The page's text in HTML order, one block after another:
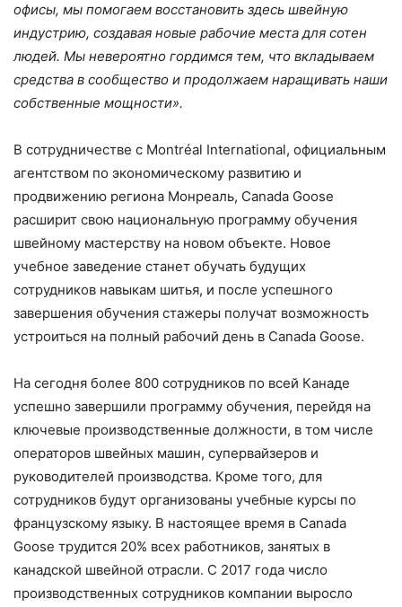
офисы, мы помогаем восстановить здесь швейную
индустрию, создавая новые рабочие места для сотен
людей. Мы невероятно гордимся тем, что вкладываем
средства в сообщество и продолжаем наращивать наши
собственные мощности».
В сотрудничестве с Montréal International, официальным
агентством по экономическому развитию и
продвижению региона Монреаль, Canada Goose
расширит свою национальную программу обучения
швейному мастерству на новом объекте. Новое
учебное заведение станет обучать будущих
сотрудников навыкам шитья, и после успешного
завершения обучения стажеры получат возможность
устроиться на полный рабочий день в Canada Goose.
На сегодня более 800 сотрудников по всей Канаде
успешно завершили программу обучения, перейдя на
ключевые производственные должности, в том числе
операторов швейных машин, супервайзеров и
руководителей производства. Кроме того, для
сотрудников будут организованы учебные курсы по
французскому языку. В настоящее время в Canada
Goose трудится 20% всех работников, занятых в
канадской швейной отрасли. С 2017 года число
производственных сотрудников компании выросло